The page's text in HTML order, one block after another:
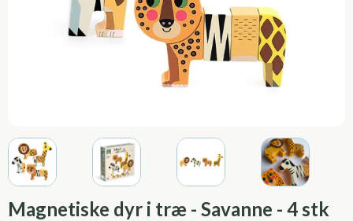
Magnetiske dyr i træ - Savanne - 4 stk